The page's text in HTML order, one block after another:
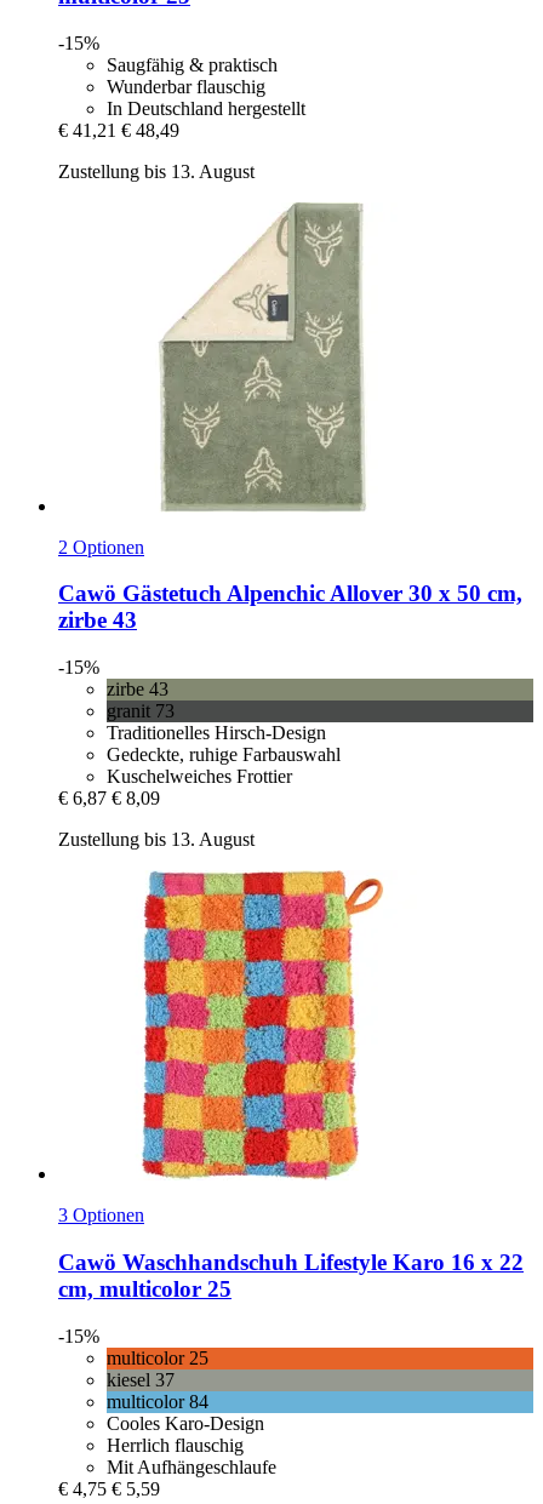
-15%
Saugfähig & praktisch
Wunderbar flauschig
In Deutschland hergestellt
€ 41,21 € 48,49
Zustellung bis 13. August
2 Optionen
Cawö Gästetuch Alpenchic Allover 30 x 50 cm,
zirbe 43
-15%
zirbe 43
granit 73
Traditionelles Hirsch-Design
Gedeckte, ruhige Farbauswahl
Kuschelweiches Frottier
€ 6,87 € 8,09
Zustellung bis 13. August
3 Optionen
Cawö Waschhandschuh Lifestyle Karo 16 x 22
cm, multicolor 25
-15%
multicolor 25
kiesel 37
multicolor 84
Cooles Karo-Design
Herrlich flauschig
Mit Aufhängeschlaufe
€ 4,75 € 5,59